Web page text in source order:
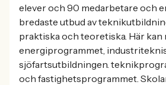
elever och 90 medarbetare och
bredaste utbud av
praktiska och teoretiska. Här kan
energiprogrammet,
sjöfartsutbildningen.
och fastighetsprogrammet.